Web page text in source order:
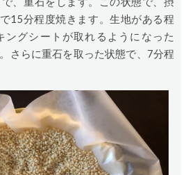
15分程度焼きます。生地がある程
ングシートが取れるようになった
さらに重石を取った状態で、7分程